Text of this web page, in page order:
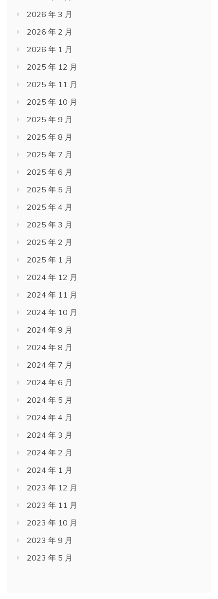
2026 年 3 月
2026 年 2 月
2026 年 1 月
2025 年 12 月
2025 年 11 月
2025 年 10 月
2025 年 9 月
2025 年 8 月
2025 年 7 月
2025 年 6 月
2025 年 5 月
2025 年 4 月
2025 年 3 月
2025 年 2 月
2025 年 1 月
2024 年 12 月
2024 年 11 月
2024 年 10 月
2024 年 9 月
2024 年 8 月
2024 年 7 月
2024 年 6 月
2024 年 5 月
2024 年 4 月
2024 年 3 月
2024 年 2 月
2024 年 1 月
2023 年 12 月
2023 年 11 月
2023 年 10 月
2023 年 9 月
2023 年 5 月